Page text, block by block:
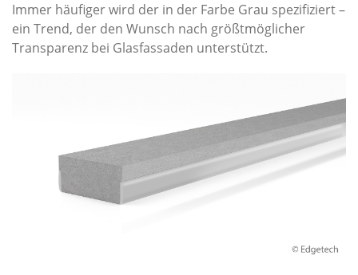
Immer häufiger wird der in der Farbe Grau spezifiziert –
ein Trend, der den Wunsch nach größtmöglicher
Transparenz bei Glasfassaden unterstützt.